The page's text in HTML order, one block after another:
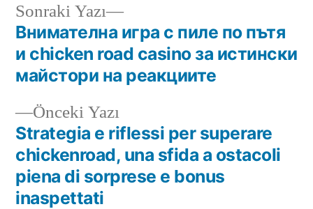
Önceki Yazı
Strategia e riflessi per superare
chickenroad, una sfida a ostacoli
piena di sorprese e bonus
inaspettati
Sonraki Yazı
Внимателна игра с пиле по пътя
и chicken road casino за истински
майстори на реакциите